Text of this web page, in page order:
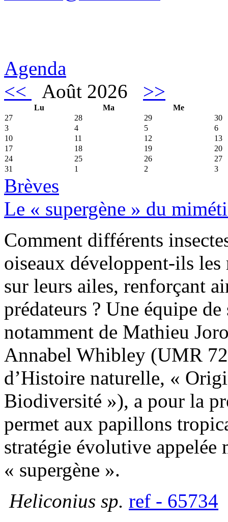
Agenda
<<
Août 2026 >>
Lu Ma
Me
27
28 29
30
3
4 5
6
10
11 12
13
17
18 19
20
24
25 26
27
31
1 2 3
Brèves
Le « supergène » du
Comment différents
oiseaux développent-ils les
sur leurs ailes, renforçant
prédateurs ? Une équipe
notamment de Mathieu
Annabel Whibley (UMR
d’Histoire naturelle, «
Biodiversité »), a pour la
permet aux papillons
stratégie évolutive
« supergène ».
Heliconius sp. ref - 65734